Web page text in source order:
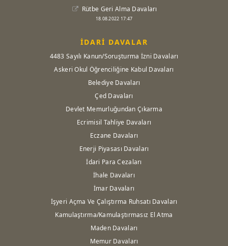
Rütbe Geri Alma Davaları
18.08.2022 17:47
İDARİ DAVALAR
4483 Sayılı Kanun/Soruşturma İzni Davaları
Askeri Okul Öğrenciliğine Kabul Davaları
Belediye Davaları
Çed Davaları
Devlet Memurluğundan Çıkarma
Ecrimisil Tahliye Davaları
Eczane Davaları
Enerji Piyasası Davaları
İdari Para Cezaları
İhale Davaları
İmar Davaları
İşyeri Açma Ve Çalıştırma Ruhsatı Davaları
Kamulaştırma/Kamulaştırmasız El Atma
Maden Davaları
Memur Davaları